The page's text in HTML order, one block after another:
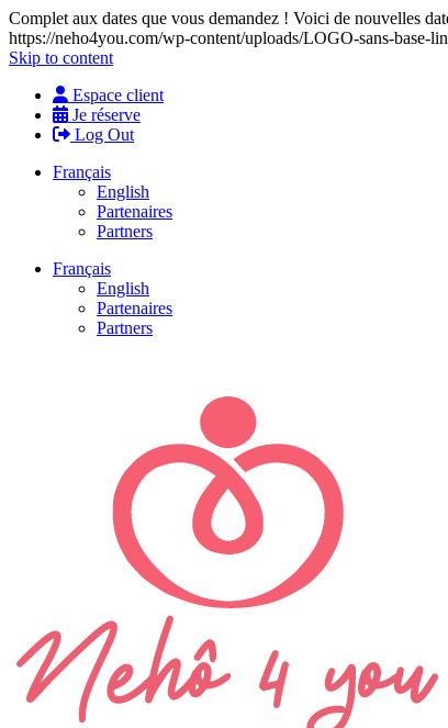
Complet aux dates que vous demandez ! Voici de nouvelles
https://neho4you.com/wp-content/uploads/LOGO-sans-base-
Skip to content
Espace client
Je réserve
Log Out
Français
English
Partenaires
Partners
Français
English
Partenaires
Partners